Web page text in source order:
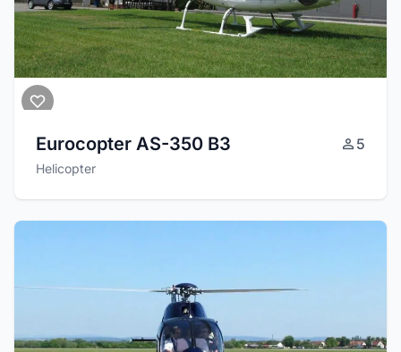
Eurocopter AS-350 B3 5
Helicopter